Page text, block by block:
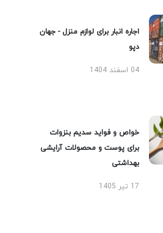
اجاره انبار برای لوازم منزل - جهان
دپو
04 اسفند 1404
خواص و فواید سدیم بنزوات
برای پوست و محصولات آرایشی
بهداشتی
17 تیر 1405